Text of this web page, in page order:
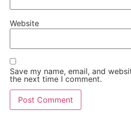
Website
Save my name, email, and
the next time I comment.